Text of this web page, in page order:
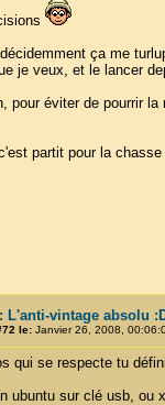
ça me
je veux, et le lancer
pour éviter de pourrir
partit pour la
L'anti-vintage absolu
le:Janvier 26, 2008,
qui se respecte tu
ubuntu sur clé usb, ou